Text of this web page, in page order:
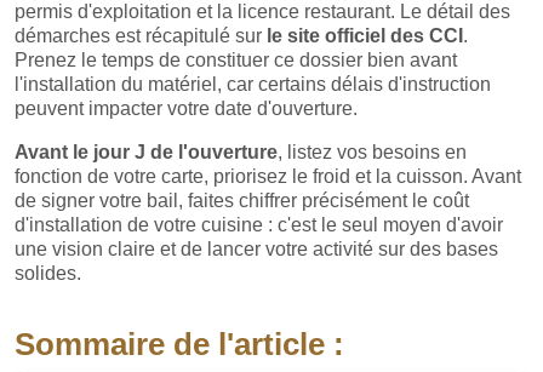
permis d'exploitation et la licence restaurant. Le détail des
démarches est récapitulé sur le site officiel des CCI .
Prenez le temps de constituer ce dossier bien avant
l'installation du matériel, car certains délais d'instruction
peuvent impacter votre date d'ouverture.
Avant le jour J de l'ouverture, listez vos besoins en
fonction de votre carte, priorisez le froid et la cuisson. Avant
de signer votre bail, faites chiffrer précisément le coût
d'installation de votre cuisine : c'est le seul moyen d'avoir
une vision claire et de lancer votre activité sur des bases
solides.
Sommaire de l'article :